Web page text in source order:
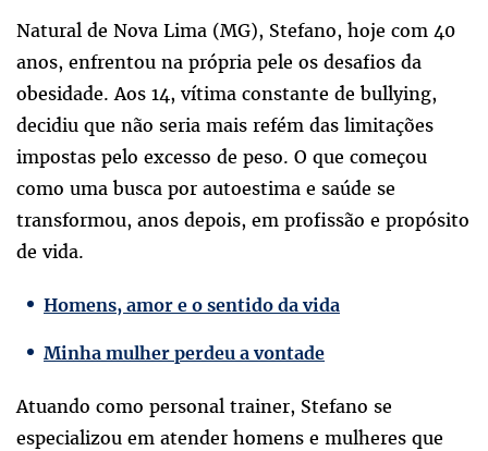
Natural de Nova Lima (MG), Stefano, hoje com 40
anos, enfrentou na própria pele os desafios da
obesidade. Aos 14, vítima constante de bullying,
decidiu que não seria mais refém das limitações
impostas pelo excesso de peso. O que começou
como uma busca por autoestima e saúde se
transformou, anos depois, em profissão e propósito
de vida.
Homens, amor e o sentido da vida
Minha mulher perdeu a vontade
Atuando como personal trainer, Stefano se
especializou em atender homens e mulheres que